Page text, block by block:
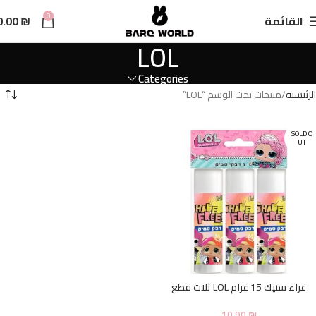
القائمة 0
₪
LOL
Categories
الرئيسية منتجات تحت الوسم “LOL”
SOLD O
UT
غراء ستيك 15 غرام LOL ثلاث قطع